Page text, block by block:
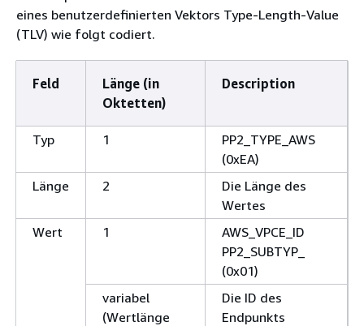
eines benutzerdefinierten Vektors Type-Length-Value
(TLV) wie folgt codiert.
Feld
Länge (in
Oktetten)
Description
Typ 1
PP2_TYPE_AWS
(0xEA)
Länge
2
Die Länge des
Wertes
Wert
1
AWS_VPCE_ID
PP2_SUBTYP_
(0x01)
variabel
(Wertlänge
Die ID des
Endpunkts